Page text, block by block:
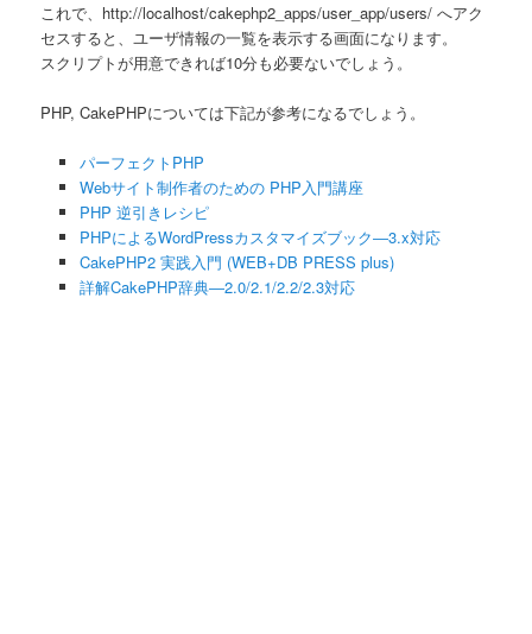
これで、http://localhost/cakephp2_apps/user_app/users/ へアク
セスすると、ユーザ情報の一覧を表示する画面になります。
スクリプトが用意できれば10分も必要ないでしょう。
PHP, CakePHPについては下記が参考になるでしょう。
パーフェクトPHP
Webサイト制作者のための PHP入門講座
PHP 逆引きレシピ
PHPによるWordPressカスタマイズブック―3.x対応
CakePHP2 実践入門 (WEB+DB PRESS plus)
詳解CakePHP辞典―2.0/2.1/2.2/2.3対応